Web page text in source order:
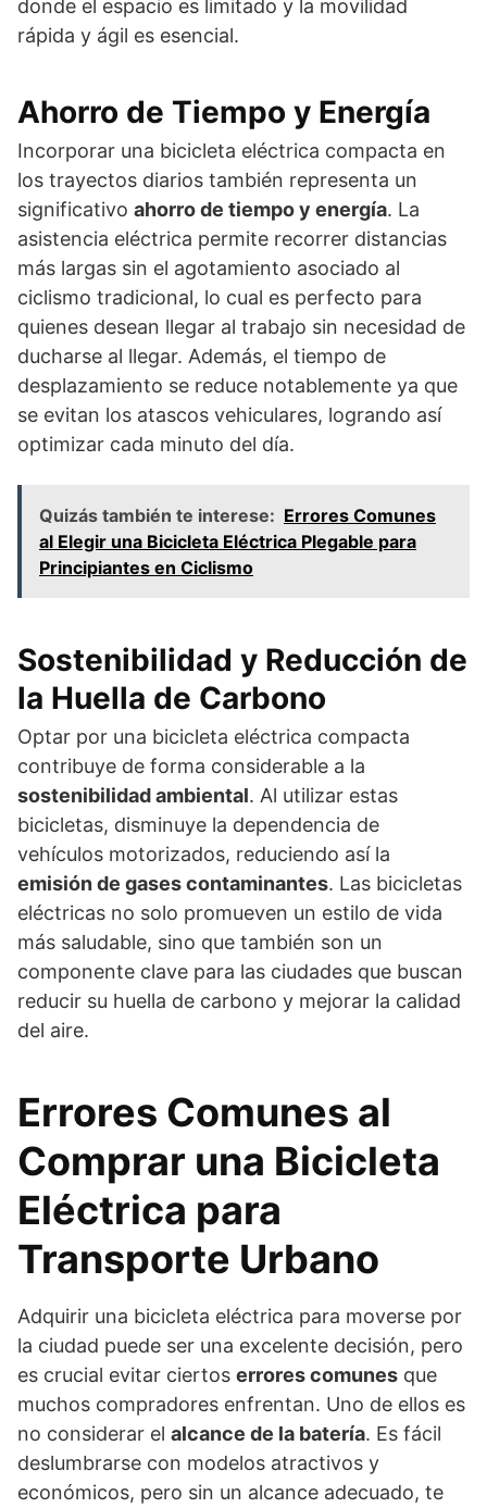
donde el espacio es limitado y la movilidad
rápida y ágil es esencial.
Ahorro de Tiempo y Energía
Incorporar una bicicleta eléctrica compacta en
los trayectos diarios también representa un
significativo ahorro de tiempo y energía. La
asistencia eléctrica permite recorrer distancias
más largas sin el agotamiento asociado al
ciclismo tradicional, lo cual es perfecto para
quienes desean llegar al trabajo sin necesidad de
ducharse al llegar. Además, el tiempo de
desplazamiento se reduce notablemente ya que
se evitan los atascos vehiculares, logrando así
optimizar cada minuto del día.
Quizás también te interese: Errores Comunes
al Elegir una Bicicleta Eléctrica Plegable para
Principiantes en Ciclismo
Sostenibilidad y Reducción de
la Huella de Carbono
Optar por una bicicleta eléctrica compacta
contribuye de forma considerable a la
sostenibilidad ambiental. Al utilizar estas
bicicletas, disminuye la dependencia de
vehículos motorizados, reduciendo así la
emisión de gases contaminantes. Las bicicletas
eléctricas no solo promueven un estilo de vida
más saludable, sino que también son un
componente clave para las ciudades que buscan
reducir su huella de carbono y mejorar la calidad
del aire.
Errores Comunes al
Comprar una Bicicleta
Eléctrica para
Transporte Urbano
Adquirir una bicicleta eléctrica para moverse por
la ciudad puede ser una excelente decisión, pero
es crucial evitar ciertos errores comunes que
muchos compradores enfrentan. Uno de ellos es
no considerar el alcance de la batería. Es fácil
deslumbrarse con modelos atractivos y
económicos, pero sin un alcance adecuado, te